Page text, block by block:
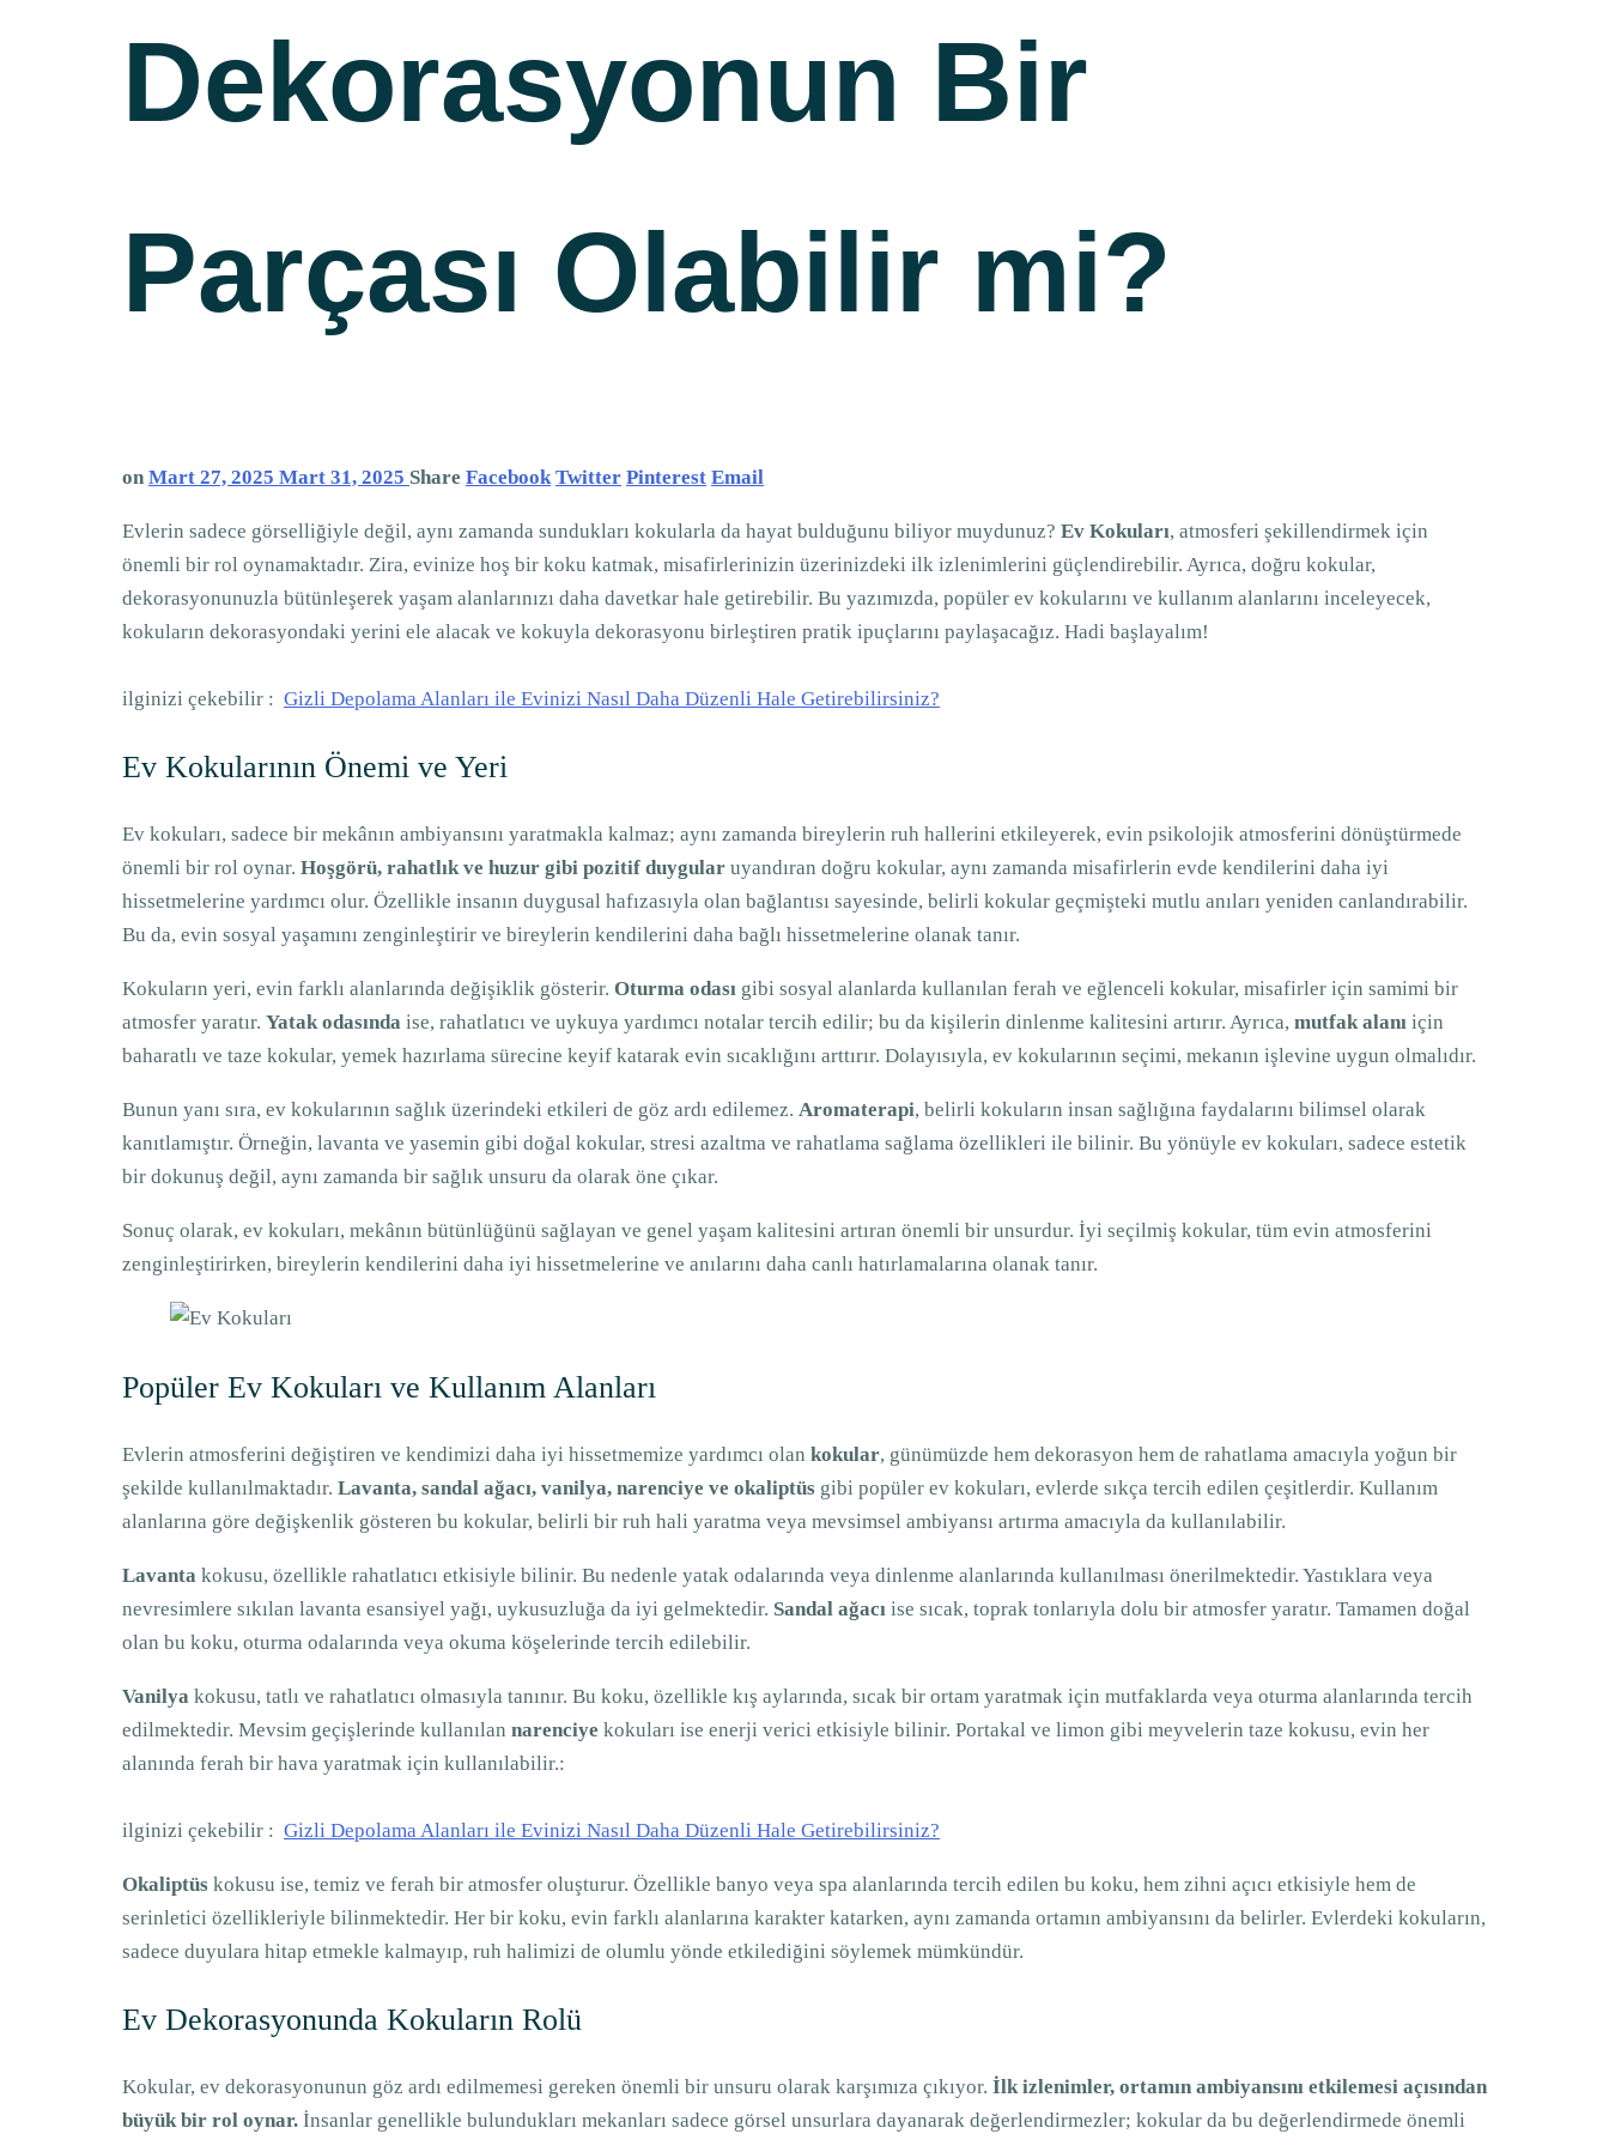
Dekorasyonun Bir
Parçası Olabilir mi?
on Mart 27, 2025 Mart 31, 2025 Share Facebook Twitter Pinterest Email
Evlerin sadece görselliğiyle değil, aynı zamanda sundukları kokularla da hayat bulduğunu biliyor muydunuz? Ev Kokuları, atmosferi şekillendirmek için
önemli bir rol oynamaktadır. Zira, evinize hoş bir koku katmak, misafirlerinizin üzerinizdeki ilk izlenimlerini güçlendirebilir. Ayrıca, doğru kokular,
dekorasyonunuzla bütünleşerek yaşam alanlarınızı daha davetkar hale getirebilir. Bu yazımızda, popüler ev kokularını ve kullanım alanlarını inceleyecek,
kokuların dekorasyondaki yerini ele alacak ve kokuyla dekorasyonu birleştiren pratik ipuçlarını paylaşacağız. Hadi başlayalım!
ilginizi çekebilir : Gizli Depolama Alanları ile Evinizi Nasıl Daha Düzenli Hale Getirebilirsiniz?
Ev Kokularının Önemi ve Yeri
Ev kokuları, sadece bir mekânın ambiyansını yaratmakla kalmaz; aynı zamanda bireylerin ruh hallerini etkileyerek, evin psikolojik atmosferini dönüştürmede
önemli bir rol oynar. Hoşgörü, rahatlık ve huzur gibi pozitif duygular uyandıran doğru kokular, aynı zamanda misafirlerin evde kendilerini daha iyi
hissetmelerine yardımcı olur. Özellikle insanın duygusal hafızasıyla olan bağlantısı sayesinde, belirli kokular geçmişteki mutlu anıları yeniden canlandırabilir.
Bu da, evin sosyal yaşamını zenginleştirir ve bireylerin kendilerini daha bağlı hissetmelerine olanak tanır.
Kokuların yeri, evin farklı alanlarında değişiklik gösterir. Oturma odası gibi sosyal alanlarda kullanılan ferah ve eğlenceli kokular, misafirler için samimi bir
atmosfer yaratır. Yatak odasında ise, rahatlatıcı ve uykuya yardımcı notalar tercih edilir; bu da kişilerin dinlenme kalitesini artırır. Ayrıca, mutfak alanı için
baharatlı ve taze kokular, yemek hazırlama sürecine keyif katarak evin sıcaklığını arttırır. Dolayısıyla, ev kokularının seçimi, mekanın işlevine uygun olmalıdır.
Bunun yanı sıra, ev kokularının sağlık üzerindeki etkileri de göz ardı edilemez. Aromaterapi, belirli kokuların insan sağlığına faydalarını bilimsel olarak
kanıtlamıştır. Örneğin, lavanta ve yasemin gibi doğal kokular, stresi azaltma ve rahatlama sağlama özellikleri ile bilinir. Bu yönüyle ev kokuları, sadece estetik
bir dokunuş değil, aynı zamanda bir sağlık unsuru da olarak öne çıkar.
Sonuç olarak, ev kokuları, mekânın bütünlüğünü sağlayan ve genel yaşam kalitesini artıran önemli bir unsurdur. İyi seçilmiş kokular, tüm evin atmosferini
zenginleştirirken, bireylerin kendilerini daha iyi hissetmelerine ve anılarını daha canlı hatırlamalarına olanak tanır.
Popüler Ev Kokuları ve Kullanım Alanları
Evlerin atmosferini değiştiren ve kendimizi daha iyi hissetmemize yardımcı olan kokular, günümüzde hem dekorasyon hem de rahatlama amacıyla yoğun bir
şekilde kullanılmaktadır. Lavanta, sandal ağacı, vanilya, narenciye ve okaliptüs gibi popüler ev kokuları, evlerde sıkça tercih edilen çeşitlerdir. Kullanım
alanlarına göre değişkenlik gösteren bu kokular, belirli bir ruh hali yaratma veya mevsimsel ambiyansı artırma amacıyla da kullanılabilir.
Lavanta kokusu, özellikle rahatlatıcı etkisiyle bilinir. Bu nedenle yatak odalarında veya dinlenme alanlarında kullanılması önerilmektedir. Yastıklara veya
nevresimlere sıkılan lavanta esansiyel yağı, uykusuzluğa da iyi gelmektedir. Sandal ağacı ise sıcak, toprak tonlarıyla dolu bir atmosfer yaratır. Tamamen doğal
olan bu koku, oturma odalarında veya okuma köşelerinde tercih edilebilir.
Vanilya kokusu, tatlı ve rahatlatıcı olmasıyla tanınır. Bu koku, özellikle kış aylarında, sıcak bir ortam yaratmak için mutfaklarda veya oturma alanlarında tercih
edilmektedir. Mevsim geçişlerinde kullanılan narenciye kokuları ise enerji verici etkisiyle bilinir. Portakal ve limon gibi meyvelerin taze kokusu, evin her
alanında ferah bir hava yaratmak için kullanılabilir.:
ilginizi çekebilir : Gizli Depolama Alanları ile Evinizi Nasıl Daha Düzenli Hale Getirebilirsiniz?
Okaliptüs kokusu ise, temiz ve ferah bir atmosfer oluşturur. Özellikle banyo veya spa alanlarında tercih edilen bu koku, hem zihni açıcı etkisiyle hem de
serinletici özellikleriyle bilinmektedir. Her bir koku, evin farklı alanlarına karakter katarken, aynı zamanda ortamın ambiyansını da belirler. Evlerdeki kokuların,
sadece duyulara hitap etmekle kalmayıp, ruh halimizi de olumlu yönde etkilediğini söylemek mümkündür.
Ev Dekorasyonunda Kokuların Rolü
Kokular, ev dekorasyonunun göz ardı edilmemesi gereken önemli bir unsuru olarak karşımıza çıkıyor. İlk izlenimler, ortamın ambiyansını etkilemesi açısından
büyük bir rol oynar. İnsanlar genellikle bulundukları mekanları sadece görsel unsurlara dayanarak değerlendirmezler; kokular da bu değerlendirmede önemli